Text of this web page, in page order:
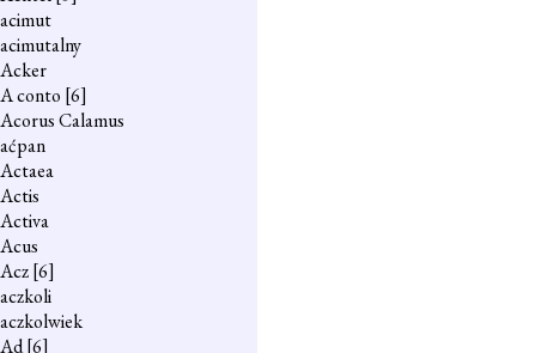
acimut
acimutalny
Acker
A conto [6]
Acorus Calamus
aćpan
Actaea
Actis
Activa
Acus
Acz[6]
aczkoli
aczkolwiek
Ad[6]